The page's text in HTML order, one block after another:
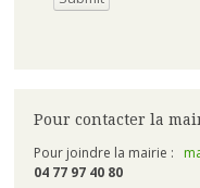
Pour contacter la
Pour joindre la mairie :
04 77 97 40 80